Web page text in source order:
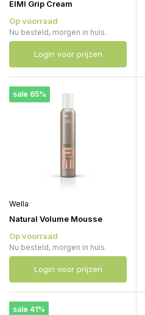
EIMI Grip Cream
Op voorraad
Nu besteld, morgen in huis.
Login voor prijzen
sale 65%
Wella
Natural Volume Mousse
Op voorraad
Nu besteld, morgen in huis.
Login voor prijzen
sale 41%